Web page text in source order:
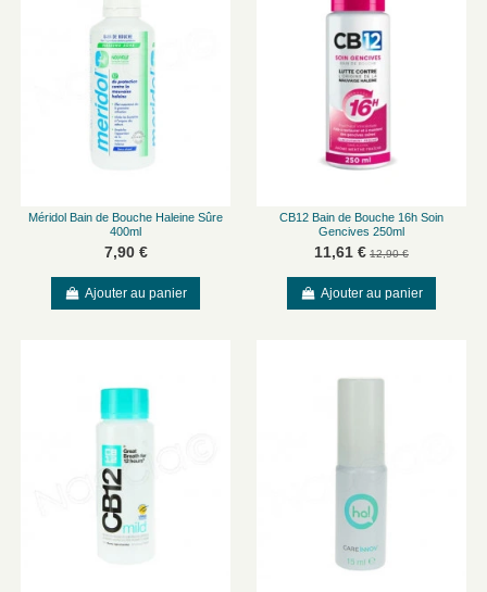
Méridol Bain de Bouche Haleine Sûre
400ml
7,90 €
Ajouter au panier
CB12 Bain de Bouche 16h Soin
Gencives 250ml
11,61 € 12,90 €
Ajouter au panier